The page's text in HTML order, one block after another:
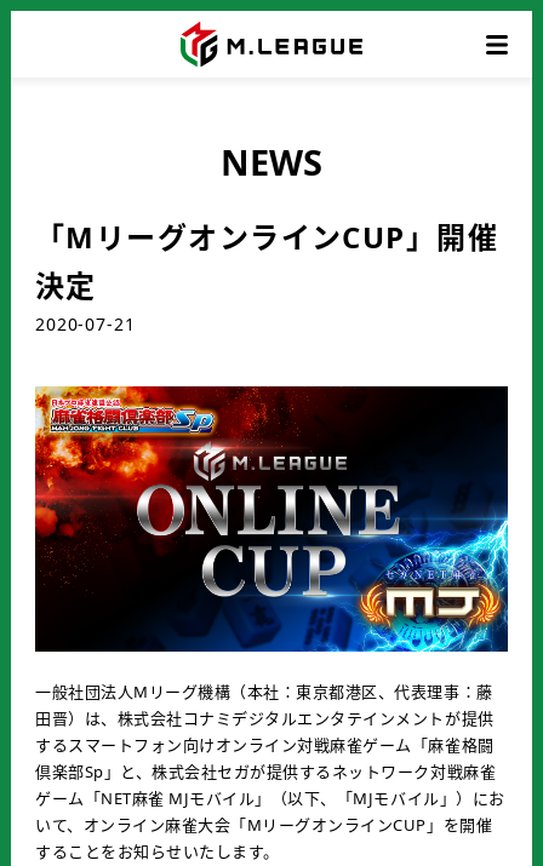
NEWS
「MリーグオンラインCUP」開催
決定
2020-07-21
一般社団法人Mリーグ機構（本社：東京都港区、代表理事：藤
田晋）は、株式会社コナミデジタルエンタテインメントが提供
するスマートフォン向けオンライン対戦麻雀ゲーム「麻雀格闘
倶楽部Sp」と、株式会社セガが提供するネットワーク対戦麻雀
ゲーム「NET麻雀 MJモバイル」（以下、「MJモバイル」）にお
いて、オンライン麻雀大会「MリーグオンラインCUP」を開催
することをお知らせいたします。